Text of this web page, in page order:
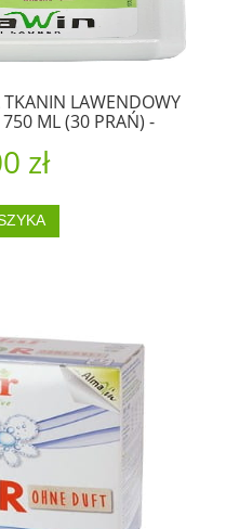
LAWENDOWY
ML (30 PRAŃ) -
zł